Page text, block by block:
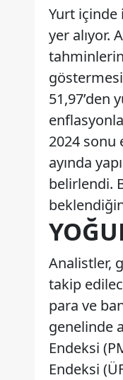
Yurt içinde
yer alıyor.
51,97’den
2024 sonu
ayında
belirlendi.
Analistler,
takip
para ve
genelinde
Endeksi
Endeksi